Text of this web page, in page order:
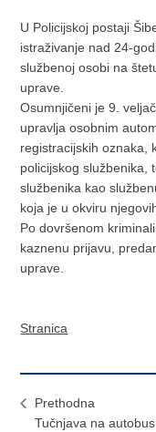
U Policijskoj postaji
istraživanje nad 24-
službenoj osobi na
uprave.
Osumnjičeni je 9.
upravlja osobnim
registracijskih oznaka,
policijskog službenika,
službenika kao
koja je u okviru
Po dovršenom
kaznenu prijavu,
uprave.
Stranica
Prethodna
Tučnjava na